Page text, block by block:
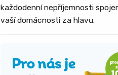
každodenní nepříjemnosti
vaší domácnosti za hlavu.